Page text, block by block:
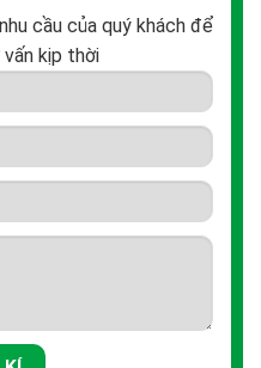
cầu của quý khách để
kịp thời